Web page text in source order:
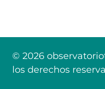
© 2026
los derechos